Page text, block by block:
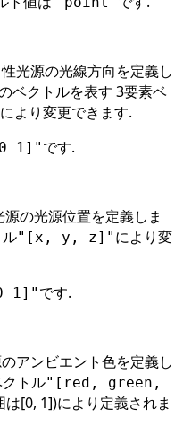
光源の光線方向を定義し
ベクトルを表す 3要素ベ
により変更できます.
1]" です.
の光源位置を定義しま
"[x, y, z]" により変
1]" です.
アンビエント色を定義し
トル"[red, green,
は[0, 1])により定義されま